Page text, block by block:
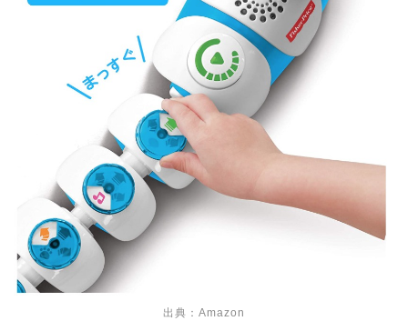
出典： Amazon